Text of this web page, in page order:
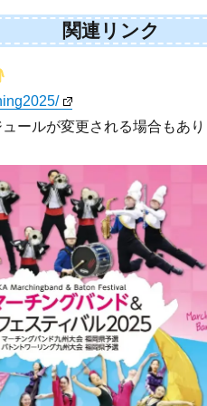
関連リンク
ールが変更される場合もあ